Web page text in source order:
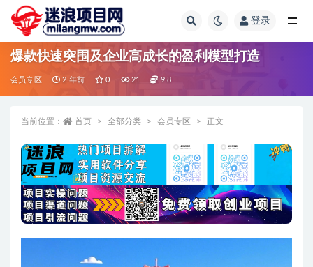
登录
爆款快速突围及企业高成长的盈利模型打造
会员专区 2 年前 0 21 9.8
当前位置： 首页 全部分类 会员专区 正文
全部